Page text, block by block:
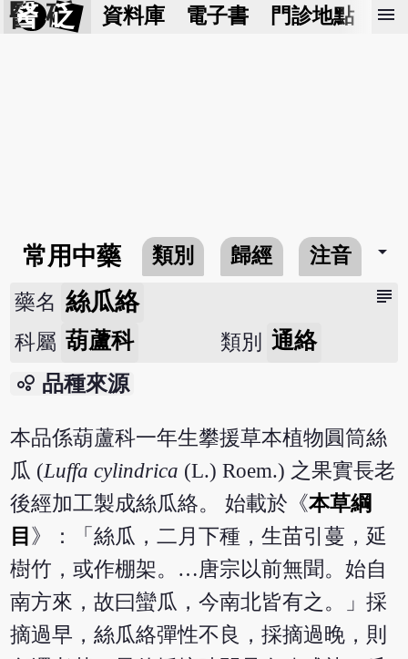
醫 砭 資料庫 電子書 門診地點 預
menu
常用中藥 類別 歸經 注音 arrow_drop_down
subject
藥名 絲瓜絡
科屬 葫蘆科 類別 通絡
bubble_chart 品種來源
本品係葫蘆科一年生攀援草本植物圓筒絲
瓜 (Luffa cylindrica (L.) Roem.) 之果實長老
後經加工製成絲瓜絡。 始載於《本草綱
目 》：「絲瓜，二月下種，生苗引蔓，延
樹竹，或作棚架。…唐宗以前無聞。始自
南方來，故曰蠻瓜，今南北皆有之。」採
摘過早，絲瓜絡彈性不良，採摘過晚，則